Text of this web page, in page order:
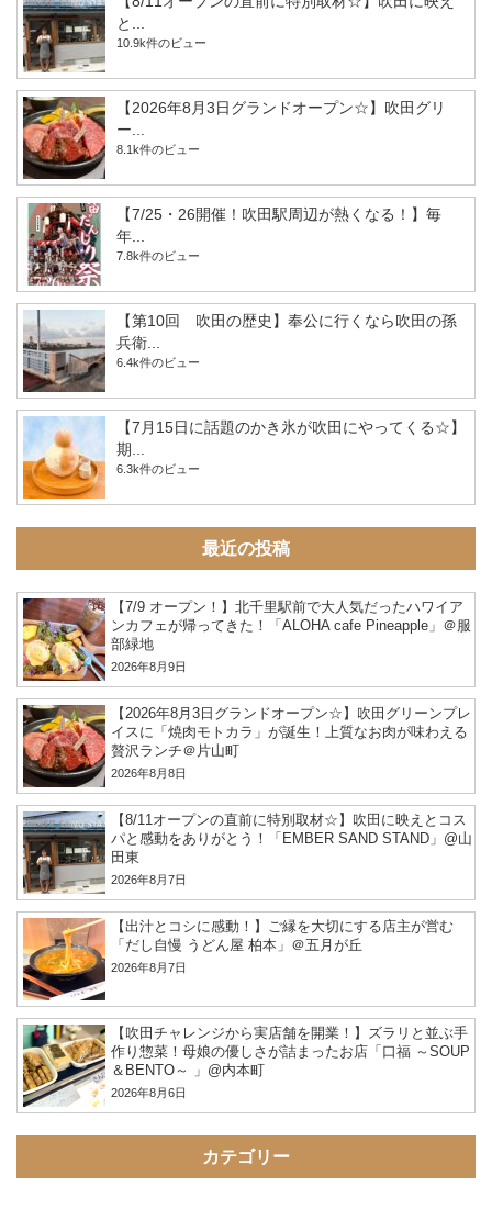
と...
10.9k件のビュー
【2026年8月3日グランドオープン☆】吹田グリ
ー...
8.1k件のビュー
【7/25・26開催！吹田駅周辺が熱くなる！】毎
年...
7.8k件のビュー
【第10回 吹田の歴史】奉公に行くなら吹田の孫
兵衛...
6.4k件のビュー
【7月15日に話題のかき氷が吹田にやってくる☆】
期...
6.3k件のビュー
最近の投稿
【7/9 オープン！】北千里駅前で大人気だったハワイア
ンカフェが帰ってきた！「ALOHA cafe Pineapple」＠服
部緑地
2026年8月9日
【2026年8月3日グランドオープン☆】吹田グリーンプレ
イスに「焼肉モトカラ」が誕生！上質なお肉が味わえる
贅沢ランチ＠片山町
2026年8月8日
【8/11オープンの直前に特別取材☆】吹田に映えとコス
パと感動をありがとう！「EMBER SAND STAND」@山
田東
2026年8月7日
【出汁とコシに感動！】ご縁を大切にする店主が営む
「だし自慢 うどん屋 柏本」＠五月が丘
2026年8月7日
【吹田チャレンジから実店舗を開業！】ズラリと並ぶ手
作り惣菜！母娘の優しさが詰まったお店「口福 ～SOUP
＆BENTO～ 」@内本町
2026年8月6日
カテゴリー